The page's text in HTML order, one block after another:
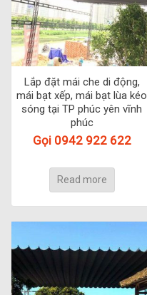
Lắp đặt mái che di động,
mái bạt xếp, mái bạt lùa kéo
sóng tại TP phúc yên vĩnh
phúc
Gọi 0942 922 622
Read more